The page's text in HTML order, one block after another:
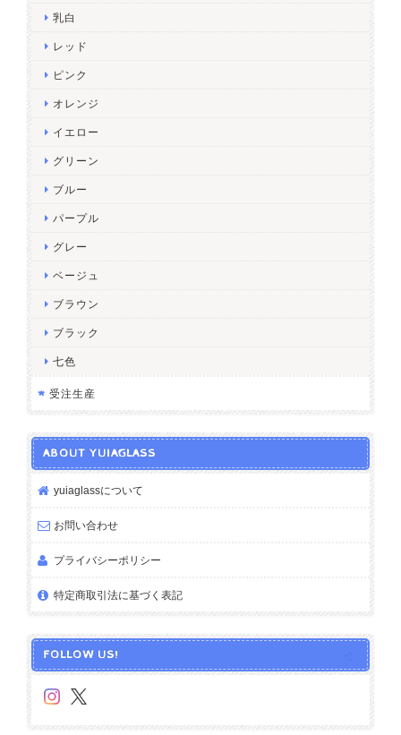
乳白
レッド
ピンク
オレンジ
イエロー
グリーン
ブルー
パープル
グレー
ベージュ
ブラウン
ブラック
七色
受注生産
ABOUT YUIAGLASS
yuiaglassについて
お問い合わせ
プライバシーポリシー
特定商取引法に基づく表記
FOLLOW US!